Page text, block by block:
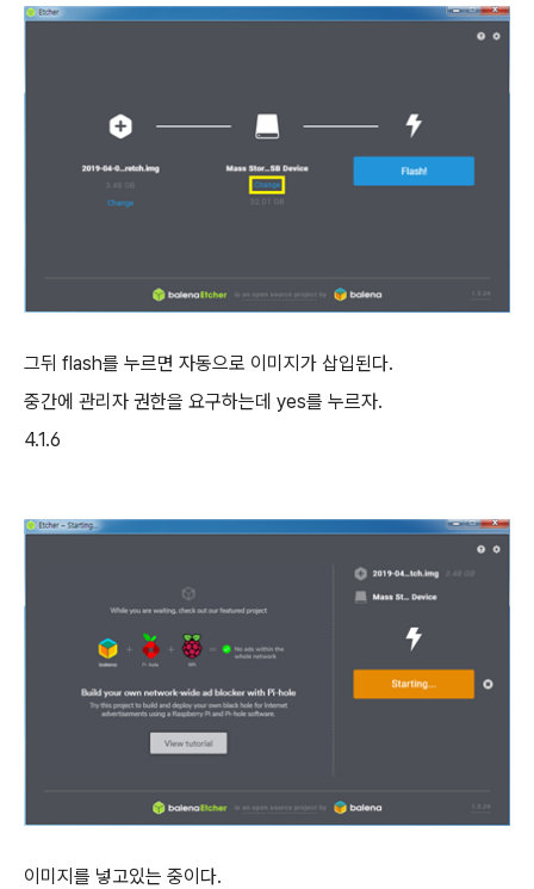
그뒤 flash를 누르면 자동으로 이미지가 삽입된다.
중간에 관리자 권한을 요구하는데 yes를 누르자.
4.1.6
이미지를 넣고있는 중이다.